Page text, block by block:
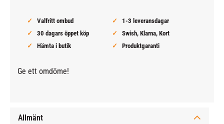
Valfritt ombud
1-3 leveransdagar
30 dagars öppet köp
Swish, Klarna, Kort
Hämta i butik
Produktgaranti
Ge ett omdöme!
Allmänt